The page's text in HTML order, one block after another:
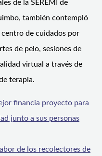
de la SEREMI de
también contempló
de cuidados por
de pelo, sesiones de
virtual a través de
terapia.
financia proyecto para
junto a sus personas
de los recolectores de